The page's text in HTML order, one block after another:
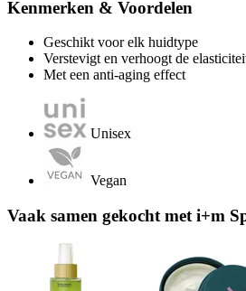
Kenmerken & Voordelen
Geschikt voor elk huidtype
Verstevigt en verhoogt de
Met een anti-aging effect
Unisex
Vegan
Vaak samen gekocht met i+m